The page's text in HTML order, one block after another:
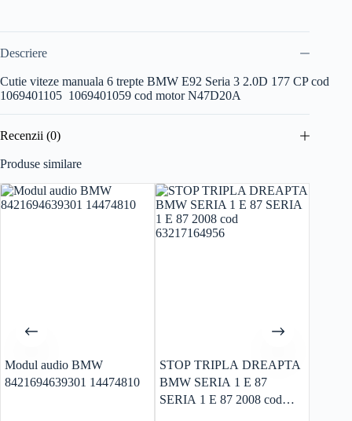
Descriere
Cutie viteze manuala 6 trepte BMW E92 Seria 3 2.0D 177 CP cod
1069401105 1069401059 cod motor N47D20A
Recenzii (0)
Produse similare
Modul audio BMW
8421694639301 14474810
STOP TRIPLA DREAPTA
BMW SERIA 1 E 87
SERIA 1 E 87 2008 cod